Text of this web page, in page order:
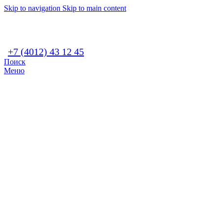
Skip to navigation Skip to main content
+7 (4012) 43 12 45
Поиск
Меню